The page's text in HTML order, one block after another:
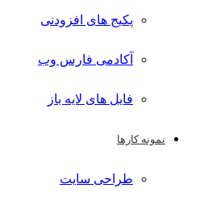
پکیج های افزودنی
آکادمی فارس وب
فایل های لایه باز
نمونه کارها
طراحی سایت